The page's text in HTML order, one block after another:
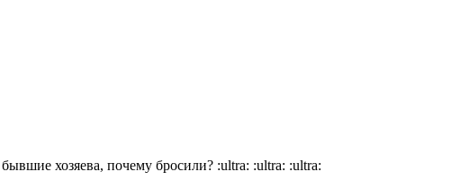
хозяева, почему бросили? :ultra: :ultra: :ultra: